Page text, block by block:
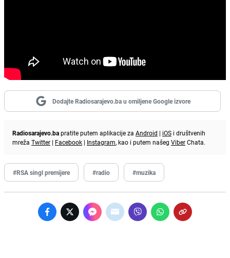
Dodajte Radiosarajevo.ba u omiljene Google izvore
Radiosarajevo.bapratite putem aplikacije za Android | iOS i društvenih
mreža Twitter | Facebook | Instagram, kao i putem našeg ViberChata.
#RSA singl premijere #radio #muzika